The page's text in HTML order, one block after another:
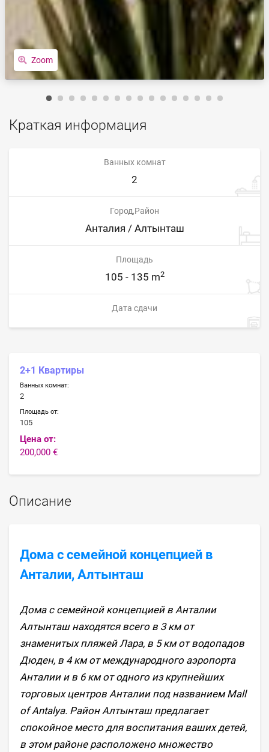
Zoom
Краткая информация
Ванных комнат
2
Город,Район
Анталия / Алтынташ
Площадь
105 - 135 m2
Дата сдачи
2+1 Квартиры
Ванных комнат:
2
Площадь от:
105
Цена от:
200,000 €
Описание
Дома с семейной концепцией в
Анталии, Алтынташ
Дома с семейной концепцией в Анталии
Алтынташ находятся всего в 3 км от
знаменитых пляжей Лара, в 5 км от водопадов
Дюден, в 4 км от международного аэропорта
Анталии и в 6 км от одного из крупнейших
торговых центров Анталии под названием Mall
of Antalya. Район Алтынташ предлагает
спокойное место для воспитания ваших детей,
в этом районе расположено множество